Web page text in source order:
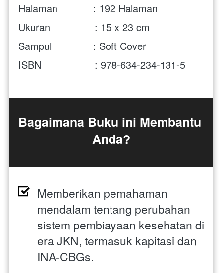
Halaman            : 192 Halaman
Ukuran               : 15 x 23 cm
Sampul              : Soft Cover
ISBN                  : 978-634-234-131-5
Bagaimana Buku ini Membantu
Anda?
Memberikan pemahaman
mendalam tentang perubahan
sistem pembiayaan kesehatan di
era JKN, termasuk kapitasi dan
INA-CBGs.